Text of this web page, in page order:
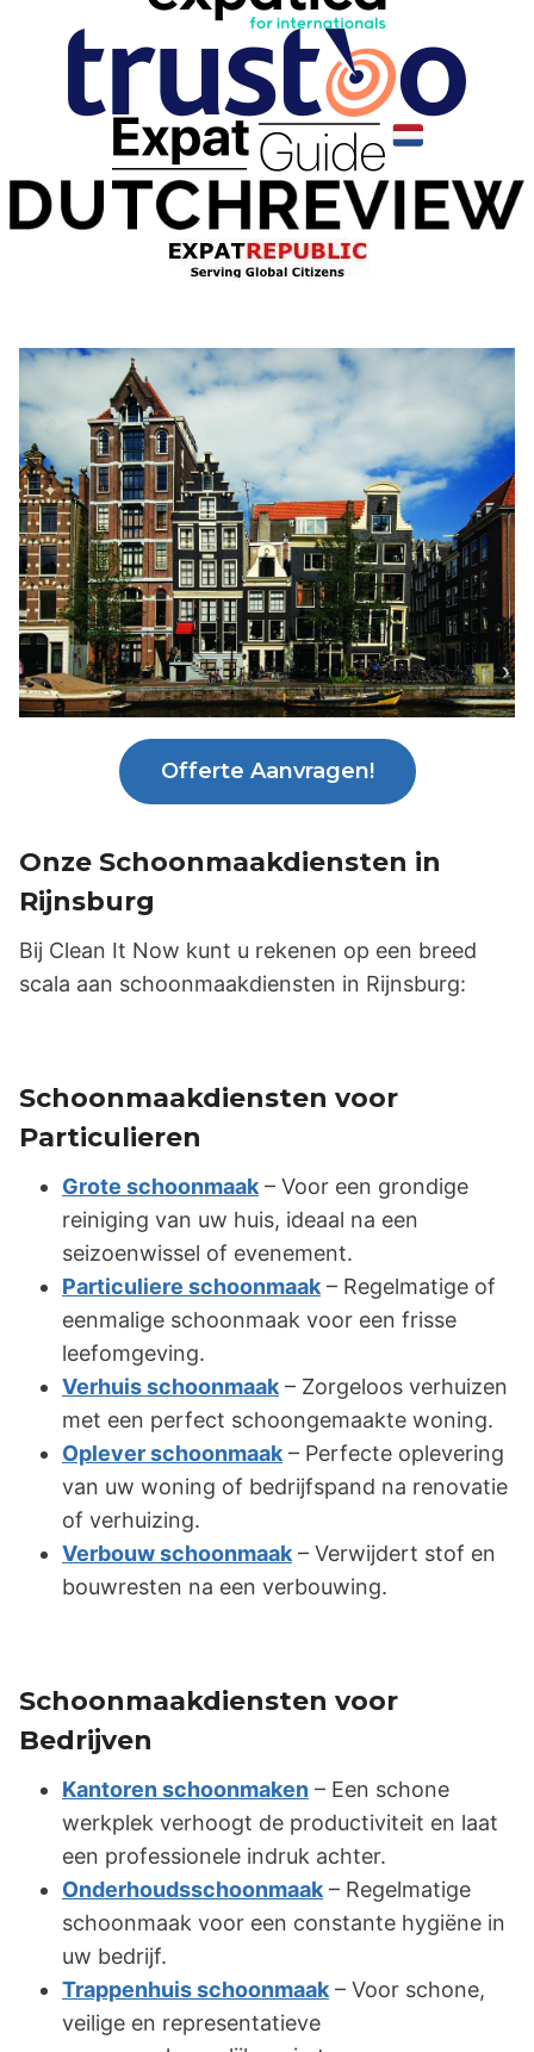
Offerte Aanvragen!
Onze Schoonmaakdiensten in
Rijnsburg
Bij Clean It Now kunt u rekenen op een breed
scala aan schoonmaakdiensten in Rijnsburg:
Schoonmaakdiensten voor
Particulieren
Grote schoonmaak – Voor een grondige
reiniging van uw huis, ideaal na een
seizoenwissel of evenement.
Particuliere schoonmaak – Regelmatige of
eenmalige schoonmaak voor een frisse
leefomgeving.
Verhuis schoonmaak – Zorgeloos verhuizen
met een perfect schoongemaakte woning.
Oplever schoonmaak – Perfecte oplevering
van uw woning of bedrijfspand na renovatie
of verhuizing.
Verbouw schoonmaak – Verwijdert stof en
bouwresten na een verbouwing.
Schoonmaakdiensten voor
Bedrijven
Kantoren schoonmaken – Een schone
werkplek verhoogt de productiviteit en laat
een professionele indruk achter.
Onderhoudsschoonmaak – Regelmatige
schoonmaak voor een constante hygiëne in
uw bedrijf.
Trappenhuis schoonmaak – Voor schone,
veilige en representatieve